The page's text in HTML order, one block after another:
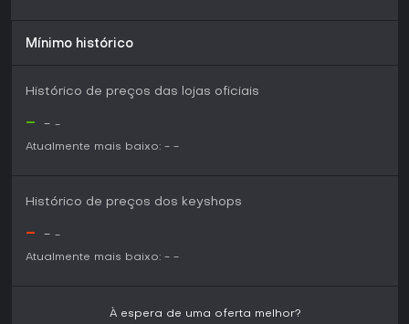
Mínimo histórico
Histórico de preços das lojas oficiais
- - -
Atualmente mais baixo: - -
Histórico de preços dos keyshops
- - -
Atualmente mais baixo: - -
À espera de uma oferta melhor?